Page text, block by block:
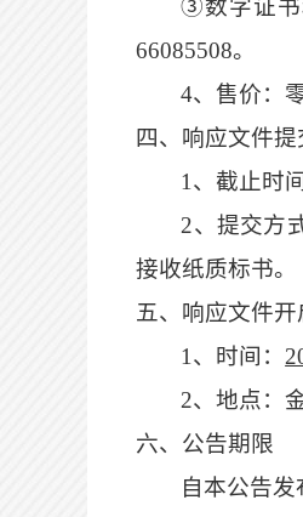
③数字证书
66085508。
4、售价：
四、响应文件提
1、截止时
2、提交方
接收纸质标书。
五、 响应文件开
1、时间：
2、地点：
六、公告期限
自本公告发